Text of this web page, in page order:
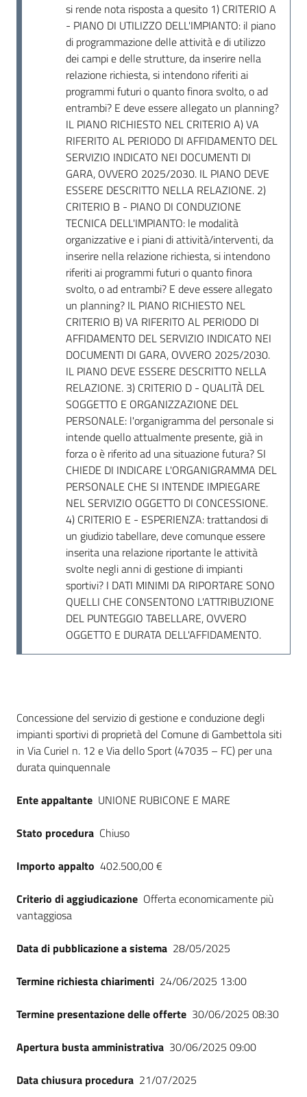
si rende nota risposta a quesito 1) CRITERIO A
- PIANO DI UTILIZZO DELL'IMPIANTO: il piano
di programmazione delle attività e di utilizzo
dei campi e delle strutture, da inserire nella
relazione richiesta, si intendono riferiti ai
programmi futuri o quanto finora svolto, o ad
entrambi? E deve essere allegato un planning?
IL PIANO RICHIESTO NEL CRITERIO A) VA
RIFERITO AL PERIODO DI AFFIDAMENTO DEL
SERVIZIO INDICATO NEI DOCUMENTI DI
GARA, OVVERO 2025/2030. IL PIANO DEVE
ESSERE DESCRITTO NELLA RELAZIONE. 2)
CRITERIO B - PIANO DI CONDUZIONE
TECNICA DELL'IMPIANTO: le modalità
organizzative e i piani di attività/interventi, da
inserire nella relazione richiesta, si intendono
riferiti ai programmi futuri o quanto finora
svolto, o ad entrambi? E deve essere allegato
un planning? IL PIANO RICHIESTO NEL
CRITERIO B) VA RIFERITO AL PERIODO DI
AFFIDAMENTO DEL SERVIZIO INDICATO NEI
DOCUMENTI DI GARA, OVVERO 2025/2030.
IL PIANO DEVE ESSERE DESCRITTO NELLA
RELAZIONE. 3) CRITERIO D - QUALITÀ DEL
SOGGETTO E ORGANIZZAZIONE DEL
PERSONALE: l'organigramma del personale si
intende quello attualmente presente, già in
forza o è riferito ad una situazione futura? SI
CHIEDE DI INDICARE L'ORGANIGRAMMA DEL
PERSONALE CHE SI INTENDE IMPIEGARE
NEL SERVIZIO OGGETTO DI CONCESSIONE.
4) CRITERIO E - ESPERIENZA: trattandosi di
un giudizio tabellare, deve comunque essere
inserita una relazione riportante le attività
svolte negli anni di gestione di impianti
sportivi? I DATI MINIMI DA RIPORTARE SONO
QUELLI CHE CONSENTONO L'ATTRIBUZIONE
DEL PUNTEGGIO TABELLARE, OVVERO
OGGETTO E DURATA DELL'AFFIDAMENTO.
Dati del bando
Concessione del servizio di gestione e conduzione degli
impianti sportivi di proprietà del Comune di Gambettola siti
in Via Curiel n. 12 e Via dello Sport (47035 – FC) per una
durata quinquennale
Ente appaltante UNIONE RUBICONE E MARE
Stato procedura Chiuso
Importo appalto 402.500,00 €
Criterio di aggiudicazione Offerta economicamente più
vantaggiosa
Data di pubblicazione a sistema 28/05/2025
Termine richiesta chiarimenti 24/06/2025 13:00
Termine presentazione delle offerte 30/06/2025 08:30
Apertura busta amministrativa 30/06/2025 09:00
Data chiusura procedura 21/07/2025